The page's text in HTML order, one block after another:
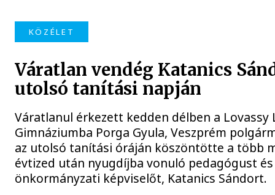
KÖZÉLET
Váratlan vendég Katanics
utolsó tanítási napján
Váratlanul érkezett kedden délben a Lovassy
Gimnáziumba Porga Gyula, Veszprém
az utolsó tanítási óráján köszöntötte a több
évtized után nyugdíjba vonuló pedagógust és
önkormányzati képviselőt, Katanics Sándort.